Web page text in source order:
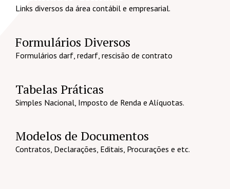
Links diversos da área contábil e empresarial.
Formulários Diversos
Formulários darf, redarf, rescisão de contrato
Tabelas Práticas
Simples Nacional, Imposto de Renda e Alíquotas.
Modelos de Documentos
Contratos, Declarações, Editais, Procurações e etc.